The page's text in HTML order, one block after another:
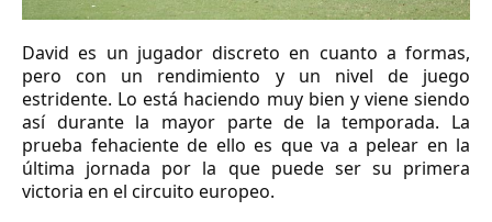
David es un jugador discreto en cuanto a formas,
pero con un rendimiento y un nivel de juego
estridente. Lo está haciendo muy bien y viene siendo
así durante la mayor parte de la temporada. La
prueba fehaciente de ello es que va a pelear en la
última jornada por la que puede ser su primera
victoria en el circuito europeo.